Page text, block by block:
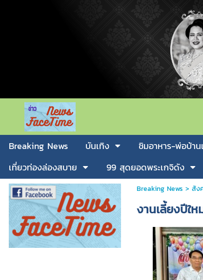
Breaking News บันเทิง ชิมอาหาร-พ่อบ้าน
เที่ยวท่องล่องสบาย
99 สุดยอดพระเกจิดัง
Breaking News > สัง
งานเลี้ยงปีให